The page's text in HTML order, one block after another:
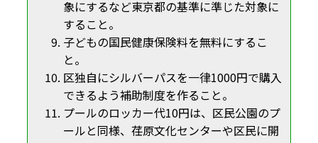
象にするなど東京都の基準に準じた対象に
すること。
子どもの国民健康保険料を無料にするこ
と。
区独自にシルバーパスを一律1000円で購入
できるよう補助制度を作ること。
プールのロッカー代10円は、区民公園のプ
ールと同様、荏原文化センターや区民に開